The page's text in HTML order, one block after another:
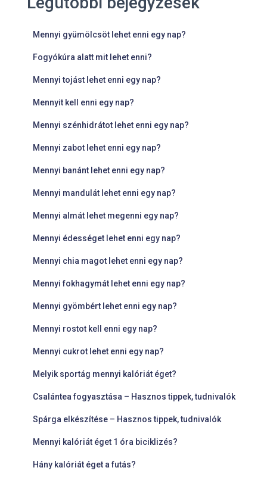
Mennyi gyümölcsöt lehet enni egy nap?
Fogyókúra alatt mit lehet enni?
Mennyi tojást lehet enni egy nap?
Mennyit kell enni egy nap?
Mennyi szénhidrátot lehet enni egy nap?
Mennyi zabot lehet enni egy nap?
Mennyi banánt lehet enni egy nap?
Mennyi mandulát lehet enni egy nap?
Mennyi almát lehet megenni egy nap?
Mennyi édességet lehet enni egy nap?
Mennyi chia magot lehet enni egy nap?
Mennyi fokhagymát lehet enni egy nap?
Mennyi gyömbért lehet enni egy nap?
Mennyi rostot kell enni egy nap?
Mennyi cukrot lehet enni egy nap?
Melyik sportág mennyi kalóriát éget?
Csalántea fogyasztása – Hasznos tippek, tudnivalók
Spárga elkészítése – Hasznos tippek, tudnivalók
Mennyi kalóriát éget 1 óra biciklizés?
Hány kalóriát éget a futás?